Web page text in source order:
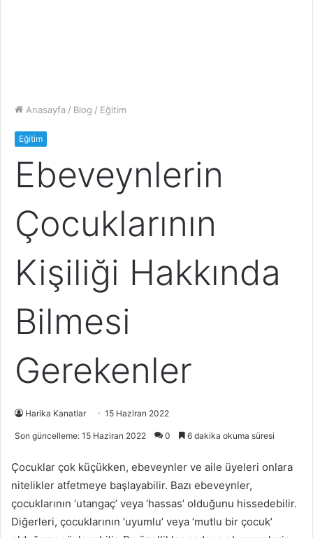
Anasayfa / Blog / Eğitim
Eğitim
Ebeveynlerin
Çocuklarının
Kişiliği Hakkında
Bilmesi
Gerekenler
Harika Kanatlar 15 Haziran 2022
Son güncelleme: 15 Haziran 2022 0 6 dakika okuma süresi
Çocuklar çok küçükken, ebeveynler ve aile üyeleri onlara
nitelikler atfetmeye başlayabilir. Bazı ebeveynler,
çocuklarının ‘utangaç’ veya ‘hassas’ olduğunu hissedebilir.
Diğerleri, çocuklarının ‘uyumlu’ veya ‘mutlu bir çocuk’